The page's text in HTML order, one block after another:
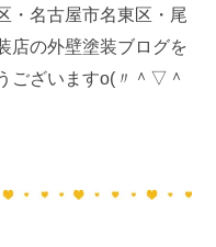
・名古屋市名東区・尾
の外壁塗装ブログを
ございますo(〃＾▽＾